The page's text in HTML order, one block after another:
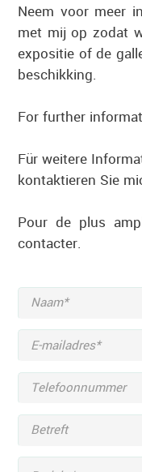
Neem voor meer
met mij op zodat
expositie of de
beschikking.
For further
Für weitere
kontaktieren Sie
Pour de plus
contacter.